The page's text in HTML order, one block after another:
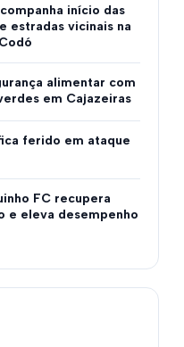
início das
estradas vicinais na
alimentar com
em Cajazeiras
ferido em ataque
FC recupera
e eleva desempenho